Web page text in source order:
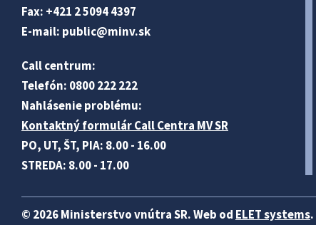
Fax: +421 2 5094 4397
E-mail: public@minv.sk
Call centrum:
Telefón: 0800 222 222
Nahlásenie problému:
Kontaktný formulár Call Centra MV SR
PO, UT, ŠT, PIA: 8.00 - 16.00
STREDA: 8.00 - 17.00
© 2026 Ministerstvo vnútra SR. Web od ELET systems.